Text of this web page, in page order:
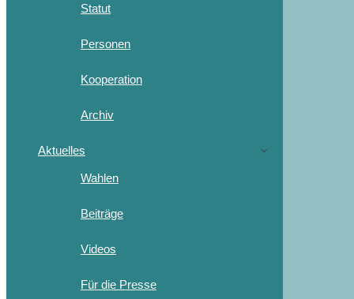
Statut
Personen
Kooperation
Archiv
Aktuelles
Wahlen
Beiträge
Videos
Für die Presse